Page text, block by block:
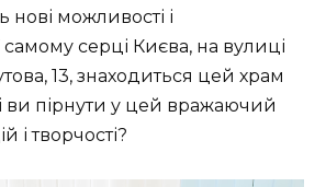
можливості і
серці Києва, на вулиці
13, знаходиться цей храм
ви пірнути у цей вражаючий
і творчості?